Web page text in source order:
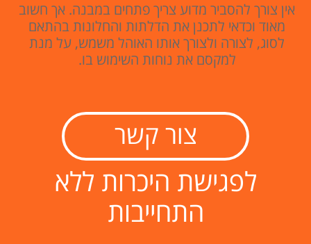
אין צורך להסביר מדוע צריך פתחים במבנה. אך חשוב
מאוד וכדאי לתכנן את הדלתות והחלונות בהתאם
לסוג, לצורה ולצורך אותו האוהל משמש, על מנת
למקסם את נוחות השימוש בו.
צור קשר
לפגישת היכרות ללא
התחייבות